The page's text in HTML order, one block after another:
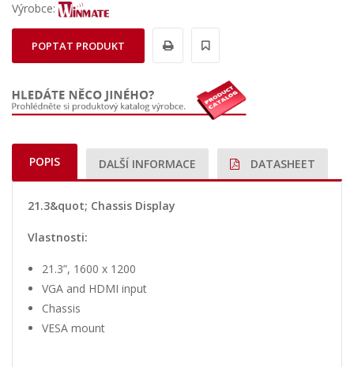
Výrobce:
POPTAT PRODUKT
POPIS DALŠÍ INFORMACE DATASHEET
21.3&quot; Chassis Display
Vlastnosti:
21.3”, 1600 x 1200
VGA and HDMI input
Chassis
VESA mount